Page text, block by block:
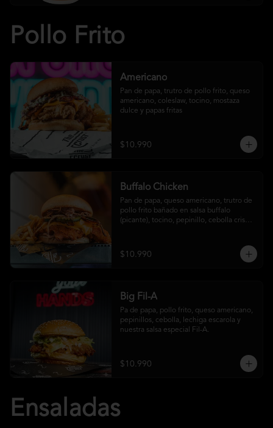
Pollo Frito
Americano
Pan de papa, trutro de pollo frito, queso
americano, coleslaw, tocino, mostaza
dulce y papas fritas
$10.990
Buffalo Chicken
Pan de papa, queso americano, trutro de
pollo frito bañado en salsa buffalo
(picante), tocino, pepinillo, cebolla crispy,
$10.990
Big Fil-A
Pa de papa, pollo frito, queso americano,
pepinillos, cebolla, lechiga escarola y
nuestra salsa especial Fil-A.
$10.990
Ensaladas